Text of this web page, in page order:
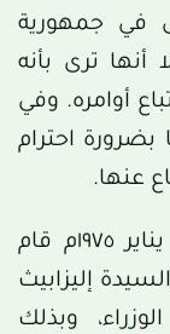
جمهورية
أنها ترى بأنه
أوامره. وفي
احترام
عنها.
نالت دوميتيان رضا بوكاسا، ففي ٢ يناير ١٩٧٥م قام
إليزابيث
وبذلك